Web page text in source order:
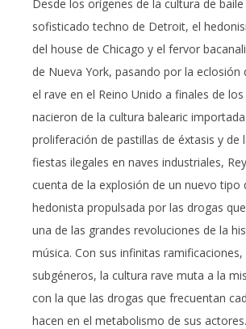
Desde los orígenes de la cultura de
sofisticado techno de Detroit, el
del house de Chicago y el fervor
de Nueva York, pasando por la eclosión
el rave en el Reino Unido a finales de
nacieron de la cultura balearic
proliferación de pastillas de éxtasis y de
fiestas ilegales en naves industriales,
cuenta de la explosión de un nuevo tipo
hedonista propulsada por las drogas
una de las grandes revoluciones de la
música. Con sus infinitas
subgéneros, la cultura rave muta a la
con la que las drogas que frecuentan
hacen en el metabolismo de sus